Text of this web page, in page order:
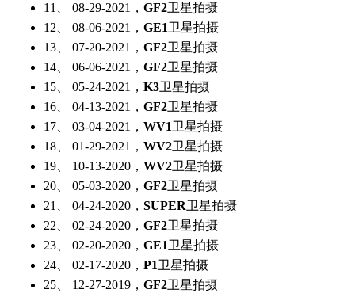
11、 08-29-2021， GF2卫星拍摄
12、 08-06-2021， GE1卫星拍摄
13、 07-20-2021， GF2卫星拍摄
14、 06-06-2021， GF2卫星拍摄
15、 05-24-2021， K3卫星拍摄
16、 04-13-2021， GF2卫星拍摄
17、 03-04-2021， WV1卫星拍摄
18、 01-29-2021， WV2卫星拍摄
19、 10-13-2020， WV2卫星拍摄
20、 05-03-2020， GF2卫星拍摄
21、 04-24-2020， SUPER卫星拍摄
22、 02-24-2020， GF2卫星拍摄
23、 02-20-2020， GE1卫星拍摄
24、 02-17-2020， P1卫星拍摄
25、 12-27-2019， GF2卫星拍摄